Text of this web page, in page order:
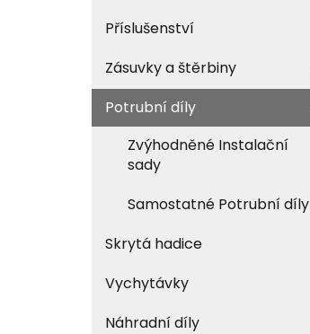
Příslušenství
Zásuvky a štěrbiny
Potrubní díly
Zvýhodněné Instalační
sady
Samostatné Potrubní díly
Skrytá hadice
Vychytávky
Náhradní díly